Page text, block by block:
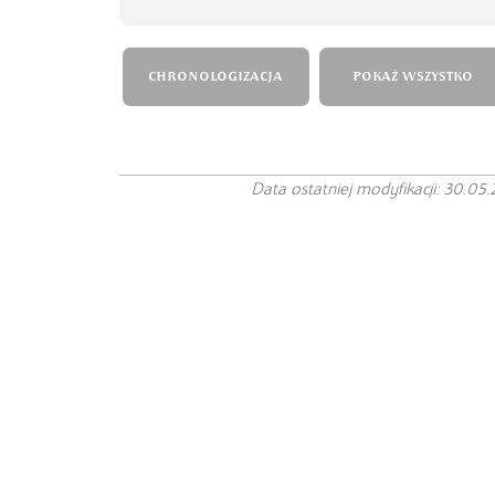
CHRONOLOGIZACJA POKAŻ WSZYSTKO
Data ostatniej modyfikacji: